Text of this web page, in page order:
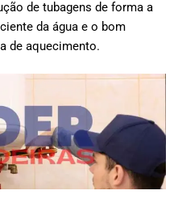
de tubagens de forma a
da água e o bom
de aquecimento.